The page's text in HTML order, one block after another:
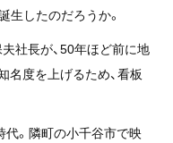
生したのだろうか。
社長が、50年ほど前に地
名度を上げるため、看板
。隣町の小千谷市で映